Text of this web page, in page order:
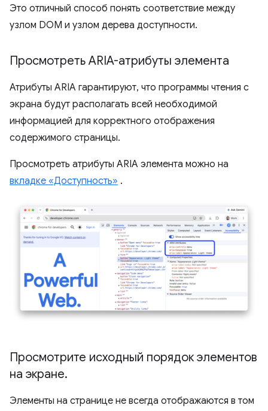
Это отличный способ понять соответствие между
узлом DOM и узлом дерева доступности.
Просмотреть ARIA-атрибуты элемента
Атрибуты ARIA гарантируют, что программы чтения с
экрана будут располагать всей необходимой
информацией для корректного отображения
содержимого страницы.
Просмотреть атрибуты ARIA элемента можно на
вкладке «Доступность» .
Просмотрите исходный порядок элементов
на экране.
Элементы на странице не всегда отображаются в том